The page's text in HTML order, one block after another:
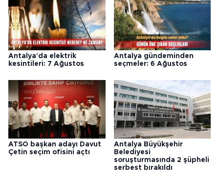
Antalya'da elektrik
kesintileri: 7 Ağustos
Antalya gündeminden
seçmeler: 6 Ağustos
ATSO başkan adayı Davut
Çetin seçim ofisini açtı
Antalya Büyükşehir
Belediyesi
soruşturmasında 2 şüpheli
serbest bırakıldı